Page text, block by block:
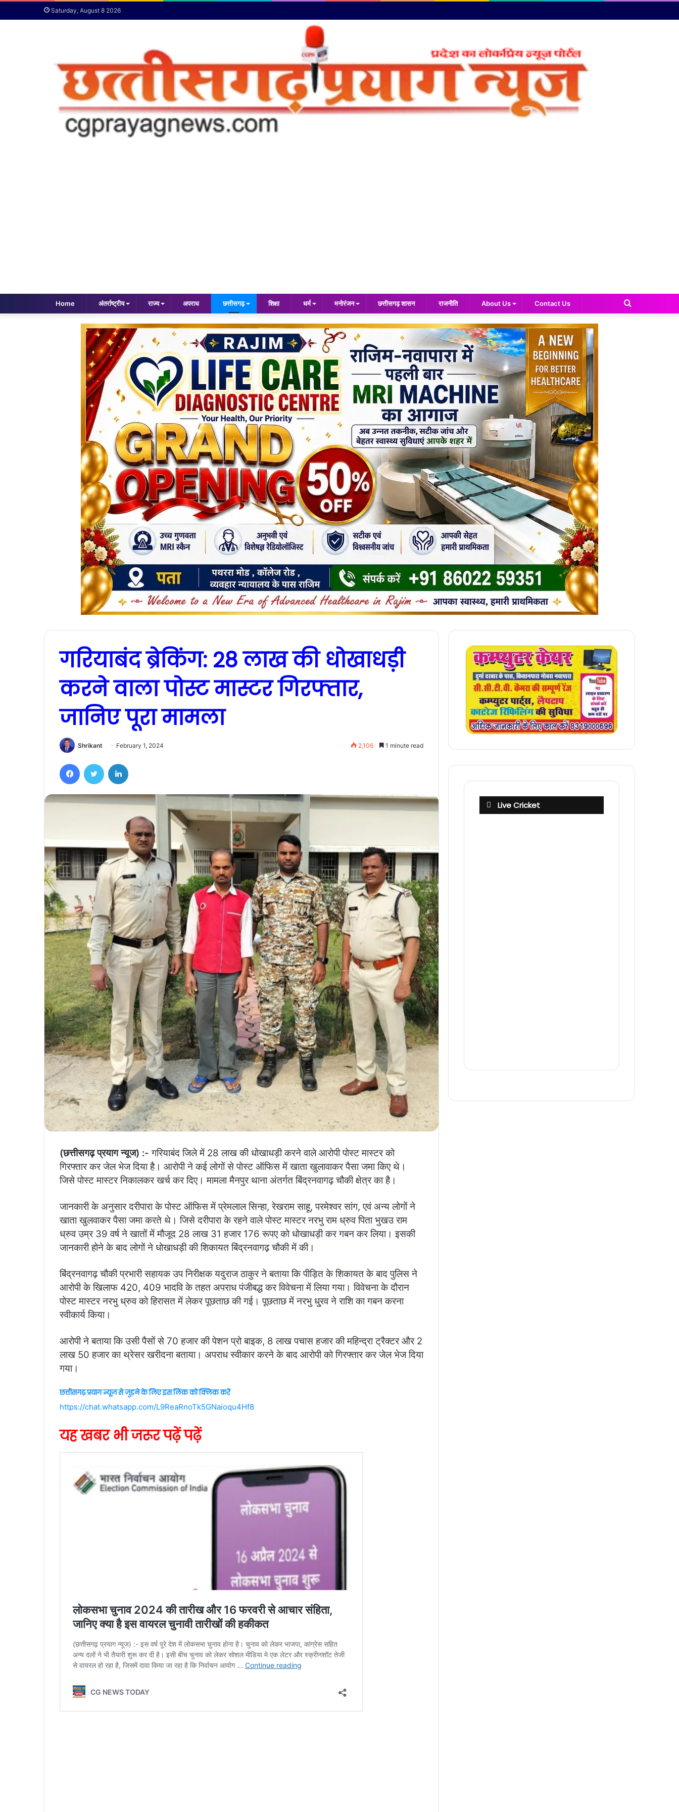
Saturday, August 8 2026
Home अंतर्राष्ट्रीय राज्य अपराध छत्तीसगढ़ शिक्षा धर्म मनोरंजन छत्तीसगढ़ शासन राजनीति About Us Contact Us
Search
गरियाबंद ब्रेकिंग: 28 लाख की धोखाधड़ी
करने वाला पोस्ट मास्टर गिरफ्तार,
जानिए पूरा मामला
Shrikant February 1, 2024 2,106 1 minute read
(छत्तीसगढ़ प्रयाग न्यूज) :- गरियाबंद जिले में 28 लाख की धोखाधड़ी करने वाले आरोपी पोस्ट मास्टर को
गिरफ्तार कर जेल भेज दिया है। आरोपी ने कई लोगों से पोस्ट ऑफिस में खाता खुलावाकर पैसा जमा किए थे।
जिसे पोस्ट मास्टर निकालकर खर्च कर दिए। मामला मैनपुर थाना अंतर्गत बिंद्रनवागढ़ चौकी क्षेत्र का है।
जानकारी के अनुसार दरीपारा के पोस्ट ऑफिस में प्रेमलाल सिन्हा, रेखराम साहू, परमेश्वर सांग, एवं अन्य लोगों ने
खाता खुलवाकर पैसा जमा करते थे। जिसे दरीपारा के रहने वाले पोस्ट मास्टर नरभु राम ध्रुव पिता भुखउ राम
ध्रुव उम्र 39 वर्ष ने खातों में मौजूद 28 लाख 31 हजार 176 रूपए को धोखाधड़ी कर गबन कर लिया। इसकी
जानकारी होने के बाद लोगों ने धोखाधड़ी की शिकायत बिंद्रनवागढ़ चौकी में की।
बिंद्रनवागढ़ चौकी प्रभारी सहायक उप निरीक्षक यदुराज ठाकुर ने बताया कि पीड़ित के शिकायत के बाद पुलिस ने
आरोपी के खिलाफ 420, 409 भादवि के तहत अपराध पंजीबद्ध कर विवेचना में लिया गया। विवेचना के दौरान
पोस्ट मास्टर नरभु ध्रुव को हिरासत में लेकर पूछताछ की गई। पूछताछ में नरभु धु्रव ने राशि का गबन करना
स्वीकार्य किया।
आरोपी ने बताया कि उसी पैसों से 70 हजार की पेशन प्रो बाइक, 8 लाख पचास हजार की महिन्द्रा ट्रैक्टर और 2
लाख 50 हजार का थ्रेसर खरीदना बताया। अपराध स्वीकार करने के बाद आरोपी को गिरफ्तार कर जेल भेज दिया
गया।
छत्तीसगढ़ प्रयाग न्यूज़ से जुड़ने के लिए इस लिंक को क्लिक करें
https://chat.whatsapp.com/L9ReaRnoTk5GNaioqu4Hf8
यह खबर भी जरूर पढ़ें पढ़ें
Live Cricket